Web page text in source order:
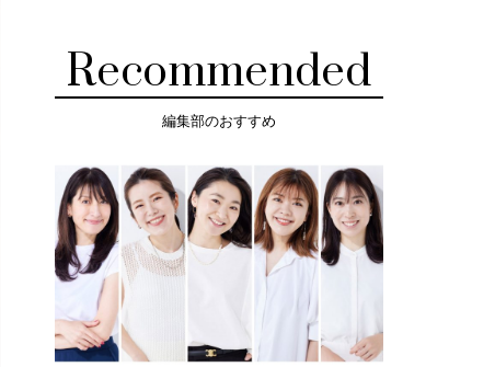
Recommended
編集部のおすすめ